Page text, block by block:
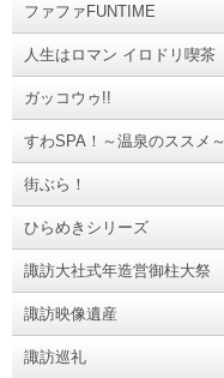
ファファFUNTIME
人生はロマン イロドリ喫茶
ガッコウゥ!!
すわSPA！～温泉のススメ～
街ぶら！
ひらめきシリーズ
諏訪大社式年造営御柱大祭
諏訪映像遺産
諏訪巡礼